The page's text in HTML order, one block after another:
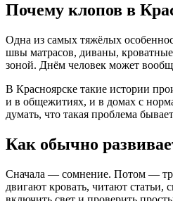
Почему клопов в
Одна из самых тяжёлых
швы матрасов, диваны, кроватные
зоной. Днём человек может
В Красноярске такие истории
и в общежитиях, и в домах с
думать, что такая проблема
Как обычно
Сначала — сомнение. Потом —
двигают кровать, читают статьи,